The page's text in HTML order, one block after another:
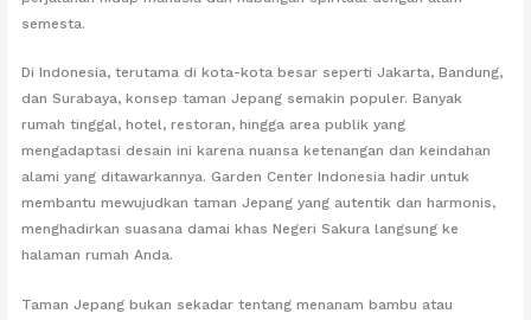
semesta.
Di Indonesia, terutama di kota-kota besar seperti Jakarta, Bandung,
dan Surabaya, konsep taman Jepang semakin populer. Banyak
rumah tinggal, hotel, restoran, hingga area publik yang
mengadaptasi desain ini karena nuansa ketenangan dan keindahan
alami yang ditawarkannya. Garden Center Indonesia hadir untuk
membantu mewujudkan taman Jepang yang autentik dan harmonis,
menghadirkan suasana damai khas Negeri Sakura langsung ke
halaman rumah Anda.
Taman Jepang bukan sekadar tentang menanam bambu atau